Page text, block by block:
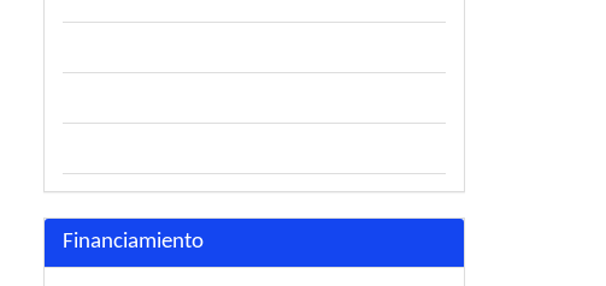
Financiamiento